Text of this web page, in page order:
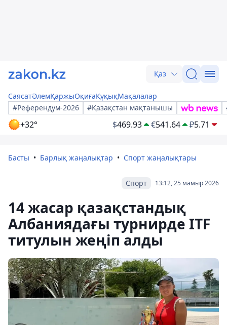
Қаз
СаясатӘлемҚаржыОқиғаҚұқықМақалалар
#Референдум-2026
#Қазақстан мақтанышы
+32° $469.93 €541.64 ₽5.71
Басты Барлық жаңалықтар Спорт жаңалықтары
13:12, 25 мамыр 2026
Спорт
14 жасар қазақстандық
Албаниядағы турнирде ITF
титулын жеңіп алды